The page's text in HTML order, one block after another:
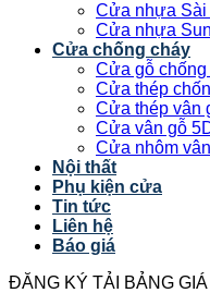
Cửa nhựa Sài
Cửa nhựa
Cửa chống cháy
Cửa gỗ chống
Cửa thép
Cửa thép vân
Cửa vân gỗ
Cửa nhôm
Nội thất
Phụ kiện cửa
Tin tức
Liên hệ
Báo giá
ĐĂNG KÝ TẢI BẢNG GIÁ